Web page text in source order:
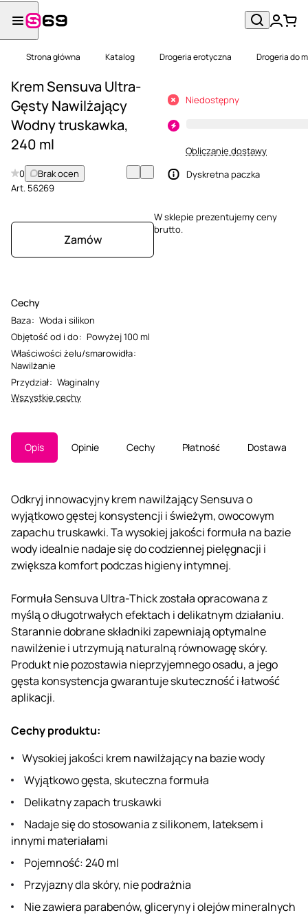
Strona główna Katalog Drogeria erotyczna Drogeria do
Krem Sensuva Ultra-
Gęsty Nawilżający
Wodny truskawka,
240 ml
0
Brak ocen
Art. 56269
Zamów
Cechy
Baza: Woda i silikon
Objętość od i do: Powyżej 100 ml
Właściwości żelu/smarowidła:
Nawilżanie
Przydział: Waginalny
Wszystkie cechy
Niedostępny
Obliczanie dostawy
Dyskretna paczka
W sklepie prezentujemy ceny
brutto.
Opis Opinie Cechy Płatność Dostawa
Odkryj innowacyjny krem ​​nawilżający Sensuva o
wyjątkowo gęstej konsystencji i świeżym, owocowym
zapachu truskawki. Ta wysokiej jakości formuła na bazie
wody idealnie nadaje się do codziennej pielęgnacji i
zwiększa komfort podczas higieny intymnej.
Formuła Sensuva Ultra-Thick została opracowana z
myślą o długotrwałych efektach i delikatnym działaniu.
Starannie dobrane składniki zapewniają optymalne
nawilżenie i utrzymują naturalną równowagę skóry.
Produkt nie pozostawia nieprzyjemnego osadu, a jego
gęsta konsystencja gwarantuje skuteczność i łatwość
aplikacji.
Cechy produktu:
Wysokiej jakości krem ​​nawilżający na bazie wody
Wyjątkowo gęsta, skuteczna formuła
Delikatny zapach truskawki
Nadaje się do stosowania z silikonem, lateksem i
innymi materiałami
Pojemność: 240 ml
Przyjazny dla skóry, nie podrażnia
Nie zawiera parabenów, gliceryny i olejów mineralnych